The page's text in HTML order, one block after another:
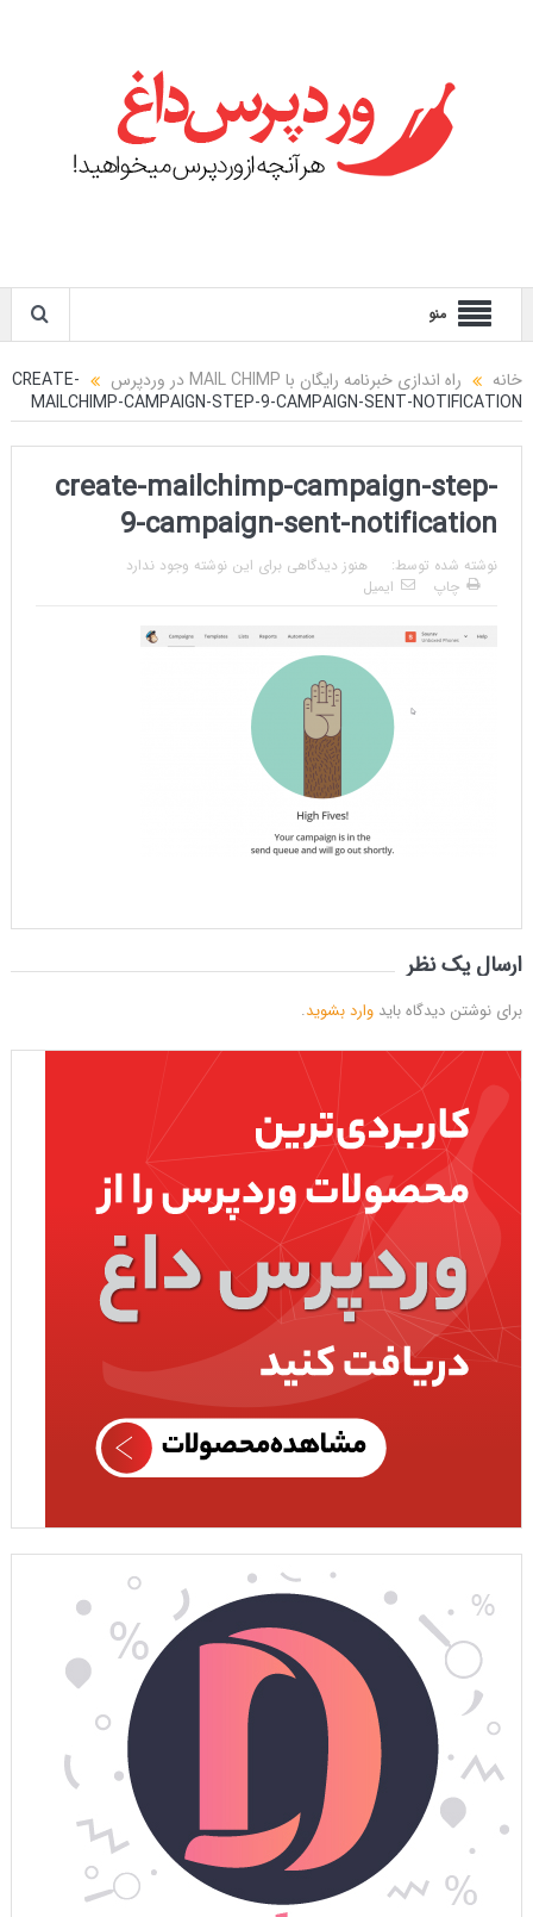
منو
خانه راه اندازی خبرنامه رایگان با MAIL CHIMP در وردپرس
CREATE-
MAILCHIMP-CAMPAIGN-STEP-9-CAMPAIGN-SENT-NOTIFICATION
create-mailchimp-campaign-step-
9-campaign-sent-notification
نوشته شده توسط:
هنوز دیدگاهی برای این نوشته وجود ندارد
چاپ
ایمیل
ارسال یک نظر
برای نوشتن دیدگاه باید وارد بشوید.